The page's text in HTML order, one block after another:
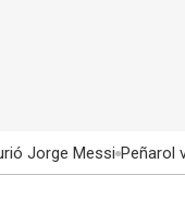
Jorge Messi Peñarol